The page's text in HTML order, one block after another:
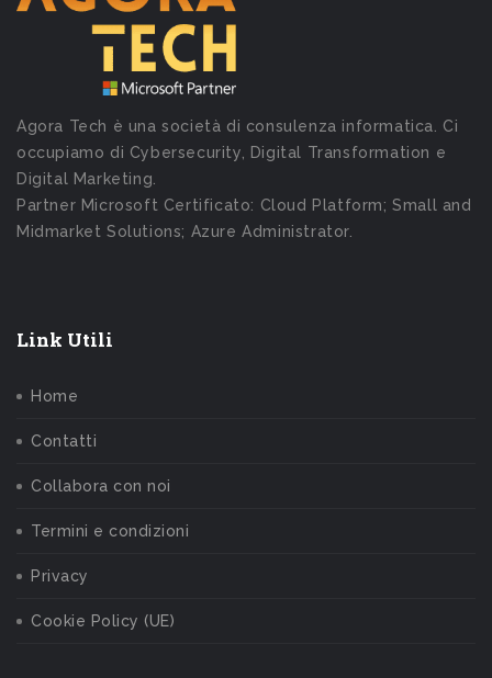
Agora Tech è una società di consulenza informatica. Ci
occupiamo di Cybersecurity, Digital Transformation e
Digital Marketing.
Partner Microsoft Certificato: Cloud Platform; Small and
Midmarket Solutions; Azure Administrator.
Link Utili
Home
Contatti
Collabora con noi
Termini e condizioni
Privacy
Cookie Policy (UE)